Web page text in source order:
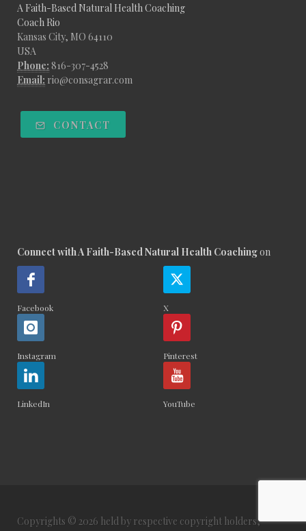
A Faith-Based Natural Health Coaching
Coach Rio
Kansas City, MO 64110
USA
Phone: 816-307-4528
Email: rio@consagrar.com
CONTACT
Connect with A Faith-Based Natural Health Coachingon
Facebook X
Instagram Pinterest
LinkedIn YouTube
Copyrights © 2026 held by respective copyright holders,